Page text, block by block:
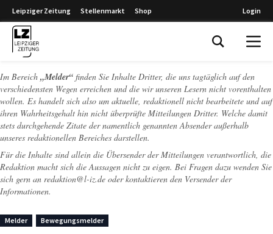
Leipziger Zeitung Stellenmarkt Shop Login
Im Bereich „Melder“ finden Sie Inhalte Dritter, die uns tagtäglich auf den
verschiedensten Wegen erreichen und die wir unseren Lesern nicht vorenthalten
wollen. Es handelt sich also um aktuelle, redaktionell nicht bearbeitete und auf
ihren Wahrheitsgehalt hin nicht überprüfte Mitteilungen Dritter. Welche damit
stets durchgehende Zitate der namentlich genannten Absender außerhalb
unseres redaktionellen Bereiches darstellen.
Für die Inhalte sind allein die Übersender der Mitteilungen verantwortlich, die
Redaktion macht sich die Aussagen nicht zu eigen. Bei Fragen dazu wenden Sie
sich gern an redaktion@l-iz.de oder kontaktieren den Versender der
Informationen.
Melder Bewegungsmelder